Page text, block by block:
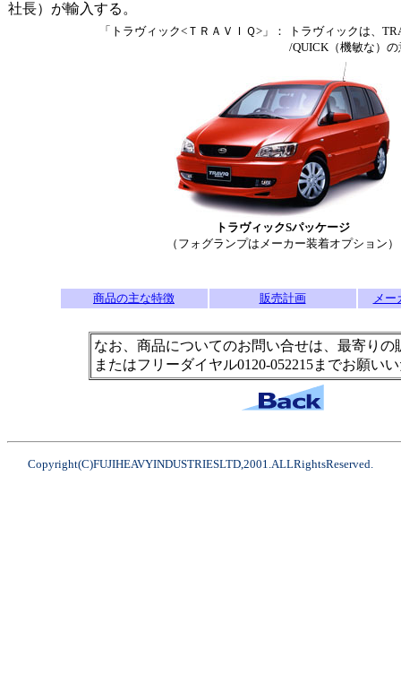
社長）が輸入する。
「トラヴィック<ＴＲＡＶＩＱ>」：
トラヴィックは、
/QUICK（機敏な）
トラヴィックSパッケージ
（フォグランプはメーカー装着オプション）
商品の主な特徴 販売計画 メー
なお、商品についてのお問い合せは、最寄りの
またはフリーダイヤル0120-052215までお願い
Copyright(C)FUJIHEAVYINDUSTRIESLTD,2001.ALLRightsReserved.